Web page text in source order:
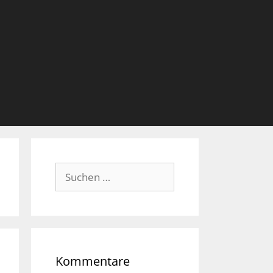
Suche
nach:
Kommentare